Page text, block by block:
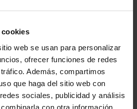
cookies
web se usan para personalizar
ofrecer funciones de redes
Además, compartimos
que haga del sitio web con
sociales, publicidad y análisis
con otra información
ejecutivo de UniKo, aborda
en un particular universo
es una coproducción entre la
Autour de Minuit y la madrileña
ganó el Goya en 2017 por
en 2019 por ‘Soy una